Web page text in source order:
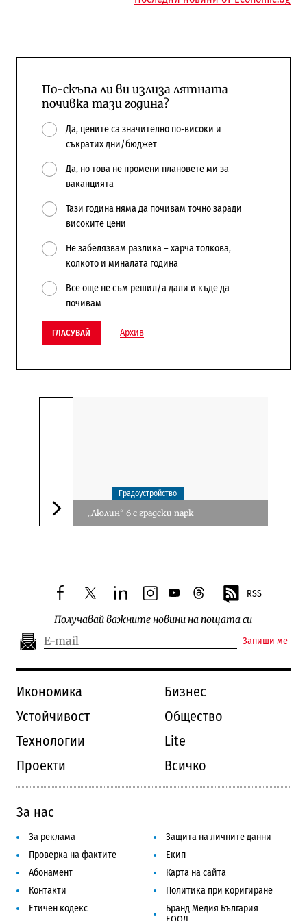
По-скъпа ли ви излиза лятната
почивка тази година?
Да, цените са значително по-високи и
съкратих дни/бюджет
Да, но това не промени плановете ми за
ваканцията
Тази година няма да почивам точно заради
високите цени
Не забелязвам разлика – харча толкова,
колкото и миналата година
Все още не съм решил/а дали и къде да
почивам
ГЛАСУВАЙ Архив
Следваща новина
Градоустройство
„Люлин“ 6 с градски парк
facebooktwitterlinkedininstagram
youtubethreads RSS
Получавай важните новини на пощата си
Запиши ме
Икономика
Бизнес
Устойчивост
Общество
Технологии
Lite
Проекти
Всичко
За нас
За реклама
Защита на личните данни
Проверка на фактите
Екип
Абонамент
Карта на сайта
Контакти
Политика при коригиране
Етичен кодекс
Бранд Медия България